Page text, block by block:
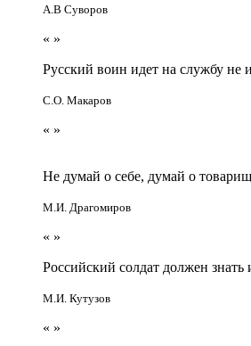
А.В Суворов
« »
Русский воин идет на службу не
С.О. Макаров
« »
Не думай о себе, думай о
М.И. Драгомиров
« »
Российский солдат должен
М.И. Кутузов
« »